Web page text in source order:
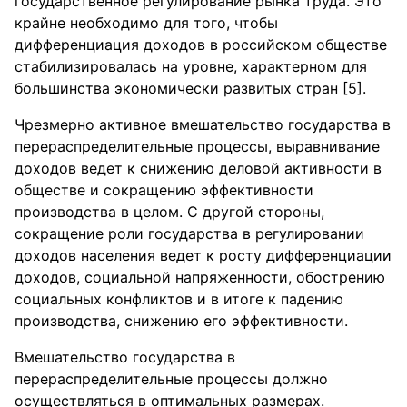
крайне необходимо для того, чтобы
дифференциация доходов в российском обществе
стабилизировалась на уровне, характерном для
большинства экономически развитых стран [5].
Чрезмерно активное вмешательство государства в
перераспределительные процессы, выравнивание
доходов ведет к снижению деловой активности в
обществе и сокращению эффективности
производства в целом. С другой стороны,
сокращение роли государства в регулировании
доходов населения ведет к росту дифференциации
доходов, социальной напряженности, обострению
социальных конфликтов и в итоге к падению
производства, снижению его эффективности.
Вмешательство государства в
перераспределительные процессы должно
осуществляться в оптимальных размерах.